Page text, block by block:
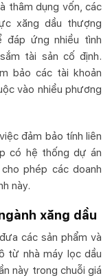
thâm dụng vốn, các
xăng dầu thượng
đáp ứng nhiều tình
tài sản cố định.
bảo các tài khoản
vào nhiều phương
đảm bảo tính liên
có hệ thống dự án
phép các doanh
này.
xăng dầu
các sản phẩm và
từ nhà máy lọc dầu
này trong chuỗi giá